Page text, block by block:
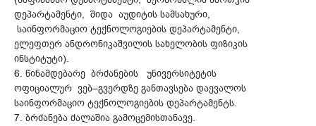
დეპარტამენტი, შიდა აუდიტის სამსახური,
საინფორმაციო ტექნოლოგიების დეპარტამენტი,
ელეფთერ ანდრონიკაშვილის სახელობის ფიზიკის
ინსტიტუტი).
6. წინამდებარე ბრძანების უნივერსიტეტის
ოფიციალურ ვებ–გვერდზე განთავსება დაევალოს
საინფორმაციო ტექნოლოგიების დეპარტამენტს.
7. ბრძანება ძალაშია გამოცემისთანავე.